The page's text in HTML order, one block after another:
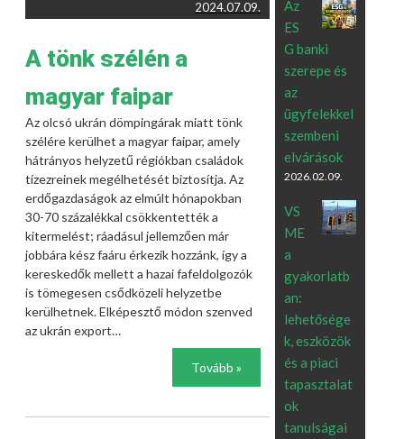
2024.07.09.
A tönk szélén a
magyar faipar
Az olcsó ukrán dömpingárak miatt tönk
szélére kerülhet a magyar faipar, amely
hátrányos helyzetű régiókban családok
tízezreinek megélhetését biztosítja. Az
erdőgazdaságok az elmúlt hónapokban
30-70 százalékkal csökkentették a
kitermelést; ráadásul jellemzően már
jobbára kész faáru érkezik hozzánk, így a
kereskedők mellett a hazai fafeldolgozók
is tömegesen csődközeli helyzetbe
kerülhetnek. Elképesztő módon szenved
az ukrán export…
Tovább »
Az
ES
G banki
szerepe és
az
ügyfelekkel
szembeni
elvárások
2026.02.09.
VS
ME
a
gyakorlatb
an:
lehetősége
k, eszközök
és a piaci
tapasztalat
ok
tanulságai